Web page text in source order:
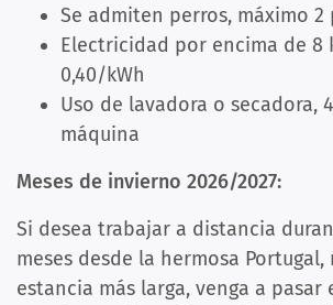
Se admiten perros, máximo 2
Electricidad por encima de 8
0,40/kWh
Uso de lavadora o secadora,
máquina
Meses de invierno 2026/2027:
Si desea trabajar a distancia
meses desde la hermosa Portugal,
estancia más larga, venga a pasar